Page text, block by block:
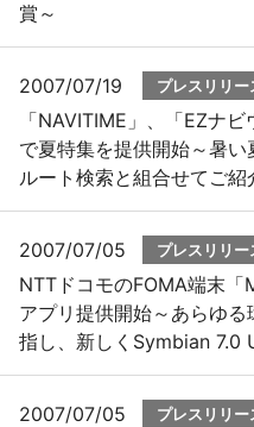
賞～
2007/07/19 プレスリリー
「NAVITIME」、「EZナ
で夏特集を提供開始～暑
ルート検索と組合せてご紹
2007/07/05 プレスリリー
NTTドコモのFOMA端末「
アプリ提供開始～あらゆ
指し、新しくSymbian 7.0
2007/07/05 プレスリリー